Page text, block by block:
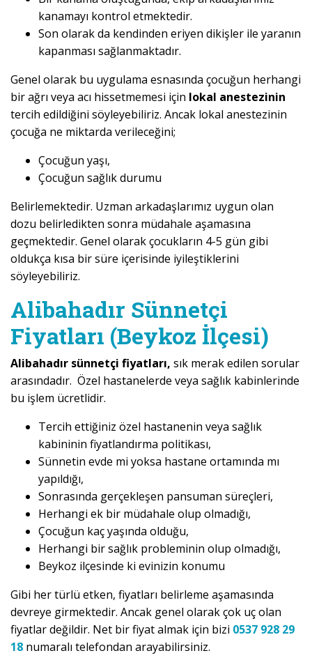
kanamayı kontrol etmektedir.
Son olarak da kendinden eriyen dikişler ile yaranın
kapanması sağlanmaktadır.
Genel olarak bu uygulama esnasında çocuğun herhangi
bir ağrı veya acı hissetmemesi için lokal anestezinin
tercih edildiğini söyleyebiliriz. Ancak lokal anestezinin
çocuğa ne miktarda verileceğini;
Çocuğun yaşı,
Çocuğun sağlık durumu
Belirlemektedir. Uzman arkadaşlarımız uygun olan
dozu belirledikten sonra müdahale aşamasına
geçmektedir. Genel olarak çocukların 4-5 gün gibi
oldukça kısa bir süre içerisinde iyileştiklerini
söyleyebiliriz.
Alibahadır Sünnetçi
Fiyatları (Beykoz İlçesi)
Alibahadır sünnetçi fiyatları, sık merak edilen sorular
arasındadır. Özel hastanelerde veya sağlık kabinlerinde
bu işlem ücretlidir.
Tercih ettiğiniz özel hastanenin veya sağlık
kabininin fiyatlandırma politikası,
Sünnetin evde mi yoksa hastane ortamında mı
yapıldığı,
Sonrasında gerçekleşen pansuman süreçleri,
Herhangi ek bir müdahale olup olmadığı,
Çocuğun kaç yaşında olduğu,
Herhangi bir sağlık probleminin olup olmadığı,
Beykoz ilçesinde ki evinizin konumu
Gibi her türlü etken, fiyatları belirleme aşamasında
devreye girmektedir. Ancak genel olarak çok uç olan
fiyatlar değildir. Net bir fiyat almak için bizi 0537 928 29
18 numaralı telefondan arayabilirsiniz.